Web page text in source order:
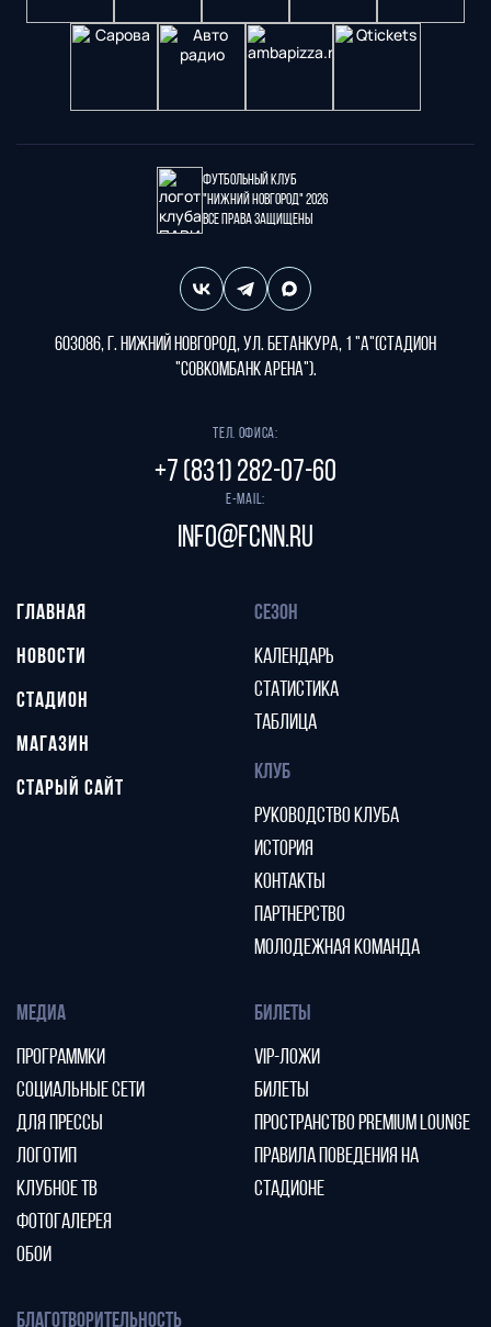
Футбольный клуб
"Нижний Новгород" 2026
Все права защищены
603086, г. Нижний Новгород, ул. Бетанкура, 1 "А"(стадион
"СОВКОМБАНК АРЕНА").
Тел. офиса:
+7 (831) 282-07-60
E-mail:
info@fcnn.ru
ГЛАВНАЯ
НОВОСТИ
СТАДИОН
МАГАЗИН
СТАРЫЙ САЙТ
СЕЗОН
КАЛЕНДАРЬ
СТАТИСТИКА
ТАБЛИЦА
КЛУБ
РУКОВОДСТВО КЛУБА
ИСТОРИЯ
КОНТАКТЫ
ПАРТНЕРСТВО
МОЛОДЕЖНАЯ КОМАНДА
МЕДИА
ПРОГРАММКИ
СОЦИАЛЬНЫЕ СЕТИ
ДЛЯ ПРЕССЫ
ЛОГОТИП
КЛУБНОЕ ТВ
ФОТОГАЛЕРЕЯ
ОБОИ
БИЛЕТЫ
VIP-ЛОЖИ
БИЛЕТЫ
ПРОСТРАНСТВО PREMIUM LOUNGE
ПРАВИЛА ПОВЕДЕНИЯ НА
СТАДИОНЕ
БЛАГОТВОРИТЕЛЬНОСТЬ